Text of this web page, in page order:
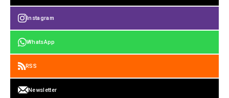
Instagram
WhatsApp
RSS
Newsletter